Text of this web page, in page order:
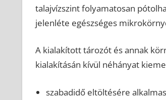
talajvízszint folyamatosan
jelenléte egészséges
A kialakított tározót és annak
kialakításán kívül néhányat
szabadidő eltöltésére